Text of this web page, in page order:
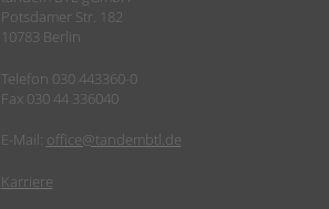
Potsdamer Str. 182
10783 Berlin
Telefon 030 443360-0
Fax 030 44 336040
E-Mail: office@tandembtl.de
Karriere